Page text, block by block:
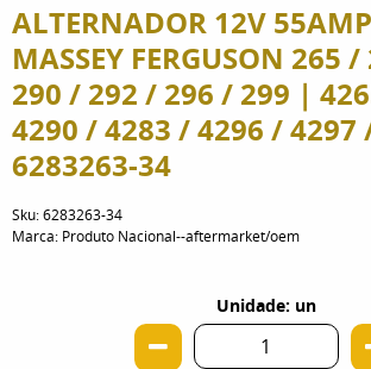
ALTERNADOR 12V
MASSEY FERGUSON 265
290 / 292 / 296 / 299 |
4290 / 4283 / 4296 / 4297
6283263-34
Sku:6283263-34
Marca: Produto Nacional--aftermarket/oem
Unidade: un